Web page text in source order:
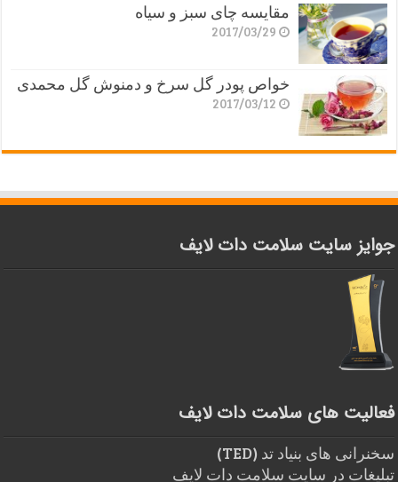
مقایسه چای سبز و سیاه
2017/03/29
خواص پودر گل سرخ و دمنوش گل محمدی
2017/03/12
جوایز سایت سلامت دات لایف
فعالیت های سلامت دات لایف
سخنرانی های بنیاد تد (TED)
تبلیغات در سایت سلامت دات لایف